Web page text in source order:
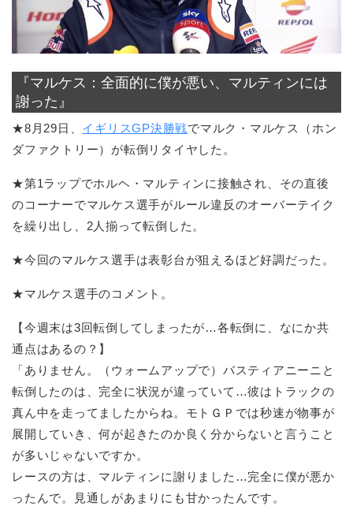
『マルケス：全面的に僕が悪い、マルティンには
謝った』
★8月29日、 イギリスGP決勝戦でマルク・マルケス（ホン
ダファクトリー）が転倒リタイヤした。
★第1ラップでホルヘ・マルティンに接触され、その直後
のコーナーでマルケス選手がルール違反のオーバーテイク
を繰り出し、2人揃って転倒した。
★今回のマルケス選手は表彰台が狙えるほど好調だった。
★マルケス選手のコメント。
【今週末は3回転倒してしまったが…各転倒に、なにか共
通点はあるの？】
「ありません。（ウォームアップで）バスティアニーニと
転倒したのは、完全に状況が違っていて…彼はトラックの
真ん中を走ってましたからね。モトＧＰでは秒速が物事が
展開していき、何が起きたのか良く分からないと言うこと
が多いじゃないですか。
レースの方は、マルティンに謝りました…完全に僕が悪か
ったんで。見通しがあまりにも甘かったんです。